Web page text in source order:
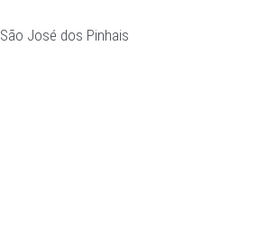
São José dos Pinhais